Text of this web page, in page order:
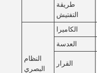
طريقة
التفتيش
النظام
البصري
الكاميرا
العدسة
القرار